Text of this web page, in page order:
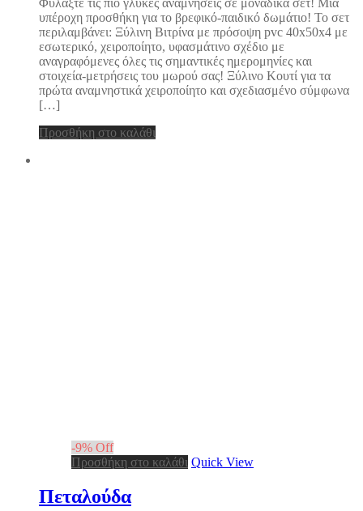
Φυλάξτε τις πιο γλυκές αναμνήσεις σε μοναδικά σετ! Μια
υπέροχη προσθήκη για το βρεφικό-παιδικό δωμάτιο! Το σετ
περιλαμβάνει: Ξύλινη Βιτρίνα με πρόσοψη pvc 40x50x4 με
εσωτερικό, χειροποίητο, υφασμάτινο σχέδιο με
αναγραφόμενες όλες τις σημαντικές ημερομηνίες και
στοιχεία-μετρήσεις του μωρού σας! Ξύλινο Κουτί για τα
πρώτα αναμνηστικά χειροποίητο και σχεδιασμένο σύμφωνα
[…]
Προσθήκη στο καλάθι
-9% Off
Προσθήκη στο καλάθι Quick View
Πεταλούδα